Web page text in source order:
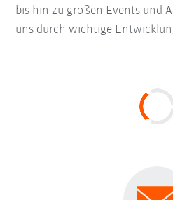
bis hin zu großen Events und
uns durch wichtige